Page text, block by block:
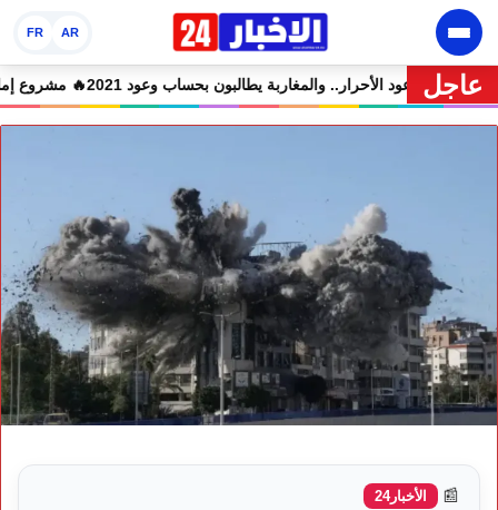
AR
FR
عاجلفي حالة سراح🔥 شوكي يعيد وعود الأحرار.. والمغاربة يطالبون بحساب
📰 الأخبار24